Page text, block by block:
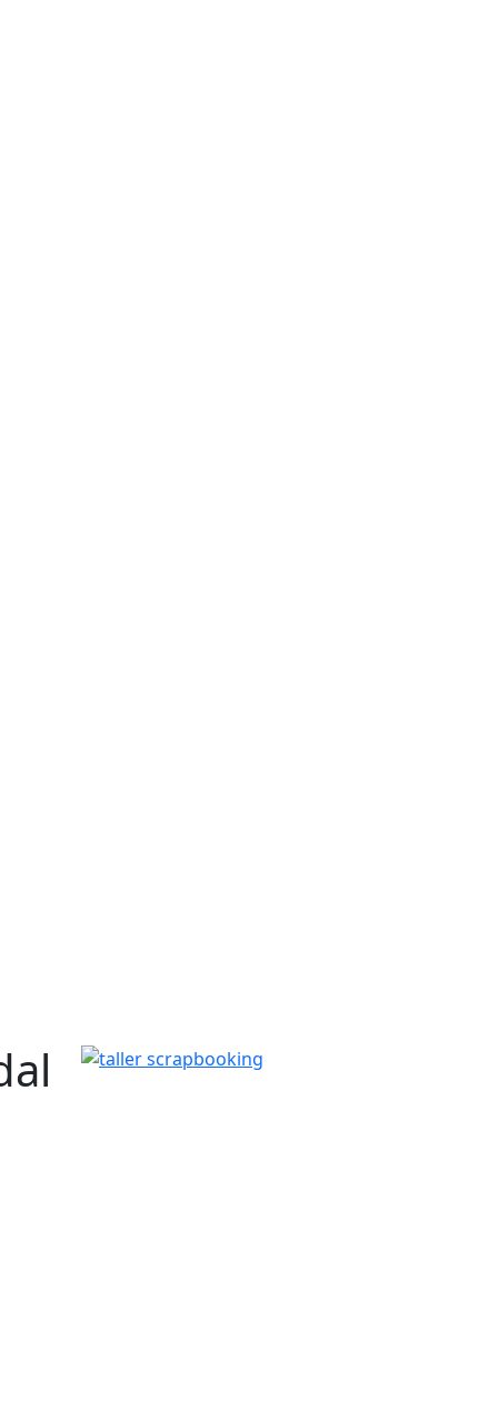
taller scrapbooking